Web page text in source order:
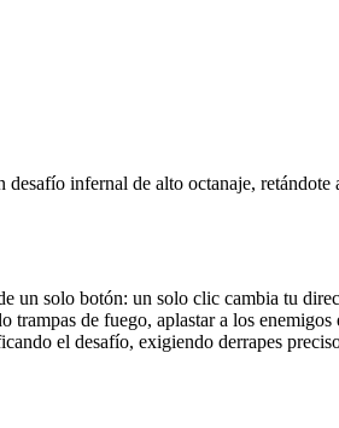
infernal de alto octanaje, retándote
un solo botón: un solo clic cambia tu
de fuego, aplastar a los enemigos
el desafío, exigiendo derrapes